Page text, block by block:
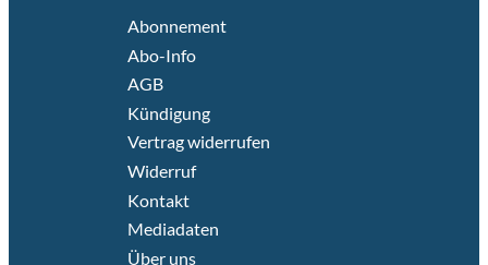
Abonnement
Abo-Info
AGB
Kündigung
Vertrag widerrufen
Widerruf
Kontakt
Mediadaten
Über uns